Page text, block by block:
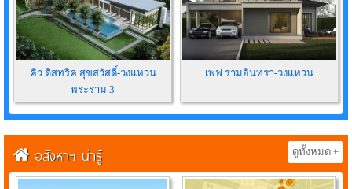
คิว ดิสทริค สุขสวัสดิ์-วงแหวน
พระราม 3
เพฟ รามอินทรา-วงแหวน
อสังหาฯ น่ารู้ ดูทั้งหมด +